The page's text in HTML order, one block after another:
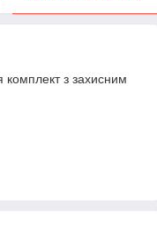
комплект з захисним